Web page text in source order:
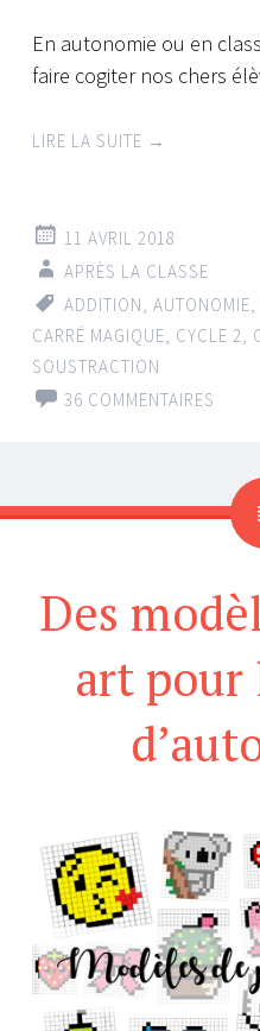
En autonomie ou en
faire cogiter nos chers
LIRE LA SUITE →
11 AVRIL 2018
APRÈS LA CLASSE
ADDITION, AUTONOMIE,
CARRÉ MAGIQUE, CYCLE 2,
SOUSTRACTION
36 COMMENTAIRES
Des
art pour